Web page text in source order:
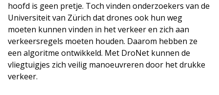
hoofd is geen pretje. Toch vinden onderzoekers van de
Universiteit van Zürich dat drones ook hun weg
moeten kunnen vinden in het verkeer en zich aan
verkeersregels moeten houden. Daarom hebben ze
een algoritme ontwikkeld. Met DroNet kunnen de
vliegtuigjes zich veilig manoeuvreren door het drukke
verkeer.